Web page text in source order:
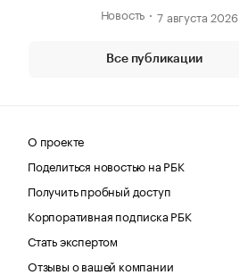
Новость
7 августа 2026
Все публикации
О проекте
Поделиться новостью на РБК
Получить пробный доступ
Корпоративная подписка РБК
Стать экспертом
Отзывы о вашей компании